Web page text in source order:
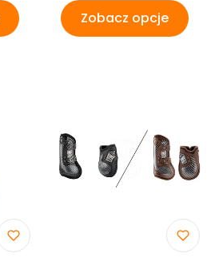
Zobacz opcje